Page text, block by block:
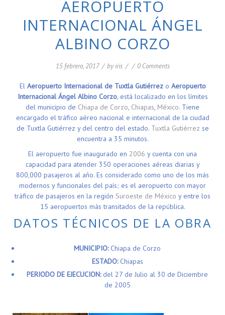
AEROPUERTO
INTERNACIONAL ÁNGEL
ALBINO CORZO
15 febrero, 2017 / by iris / / 0 Comments
El Aeropuerto Internacional de Tuxtla Gutiérrezo Aeropuerto
Internacional Ángel Albino Corzo, está localizado en los límites
del municipio de Chiapa de Corzo, Chiapas, México. Tiene
encargado el tráfico aéreo nacional e internacional de la ciudad
de Tuxtla Gutiérrez y del centro del estado. Tuxtla Gutiérrez se
encuentra a 35 minutos.
El aeropuerto fue inaugurado en 2006 y cuenta con una
capacidad para atender 350 operaciones aéreas diarias y
800,000 pasajeros al año. Es considerado como uno de los más
modernos y funcionales del país; es el aeropuerto con mayor
tráfico de pasajeros en la región Suroeste de México y entre los
15 aeropuertos más transitados de la república.
DATOS TÉCNICOS DE LA OBRA
MUNICIPIO:Chiapa de Corzo
ESTADO:Chiapas
PERIODO DE EJECUCION:del 27 de Julio al 30 de Diciembre
de 2005